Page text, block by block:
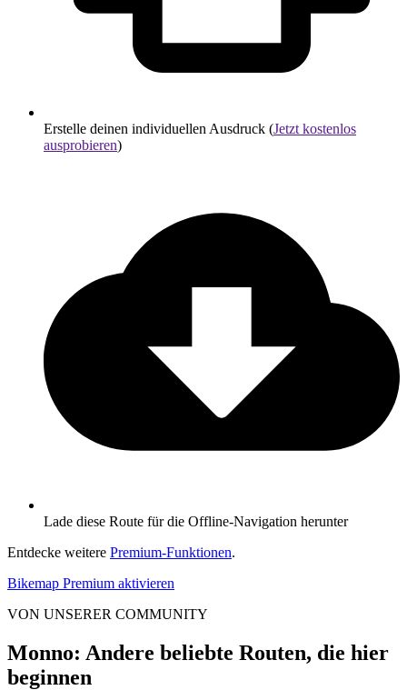
Erstelle deinen individuellen Ausdruck (Jetzt kostenlos
ausprobieren)
Lade diese Route für die Offline-Navigation herunter
Entdecke weitere Premium-Funktionen.
Bikemap Premium aktivieren
VON UNSERER COMMUNITY
Monno: Andere beliebte Routen, die hier
beginnen